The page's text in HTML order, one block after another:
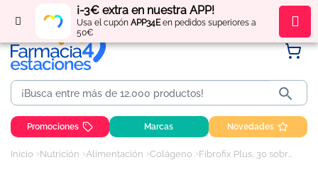
¡-3€ extra en nuestra APP!
Usa el cupón APP34Een pedidos superiores a
50€
Regístratey obténpuntos por tus compras

Promociones Marcas Novedades
Inicio Nutrición Alimentación Colágeno Fibrofix Plus, 30 sobres